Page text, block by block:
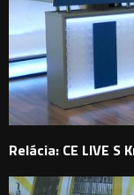
Relácia: CE LIVE S